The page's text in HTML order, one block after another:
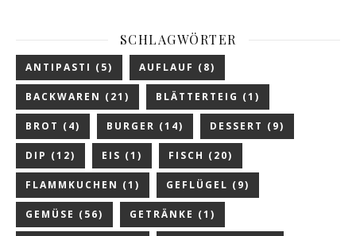
SCHLAGWÖRTER
ANTIPASTI (5) AUFLAUF (8)
BACKWAREN (21) BLÄTTERTEIG (1)
BROT (4) BURGER (14) DESSERT (9)
DIP (12) EIS (1) FISCH (20)
FLAMMKUCHEN (1) GEFLÜGEL (9)
GEMÜSE (56) GETRÄNKE (1)